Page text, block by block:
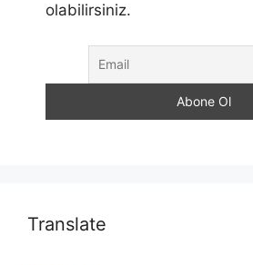
olabilirsiniz.
Translate